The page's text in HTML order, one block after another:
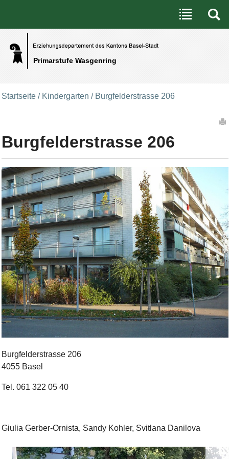
Primarstufe Wasgenring
Benutzerspezifische Werkzeuge
Direkt zum Inhalt|Direkt zur Navigation
Startseite / Kindergarten / Burgfelderstrasse 206
Burgfelderstrasse 206
Burgfelderstrasse 206
4055 Basel
Tel. 061 322 05 40
Giulia Gerber-Ornista, Sandy Kohler, Svitlana Danilova